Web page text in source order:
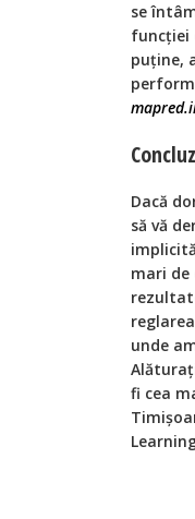
se
funcției
puține,
Dacă
să vă
mari
unde
fi cea